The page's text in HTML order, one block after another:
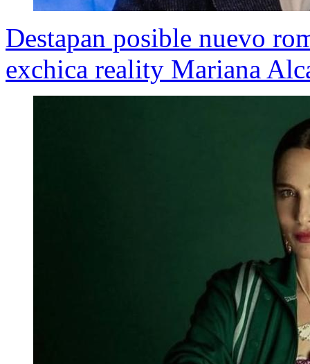
Destapan posible nuevo
exchica reality Mariana